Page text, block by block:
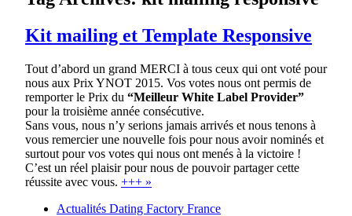
Kit mailing et Template Responsive
Tout d’abord un grand MERCI à tous ceux qui ont voté pour
nous aux Prix YNOT 2015. Vos votes nous ont permis de
remporter le Prix du “Meilleur White Label Provider”
pour la troisième année consécutive.
Sans vous, nous n’y serions jamais arrivés et nous tenons à
vous remercier une nouvelle fois pour nous avoir nominés et
surtout pour vos votes qui nous ont menés à la victoire !
C’est un réel plaisir pour nous de pouvoir partager cette
réussite avec vous. +++ »
Actualités Dating Factory France